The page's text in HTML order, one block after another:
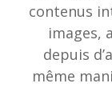
contenus
images,
depuis
même